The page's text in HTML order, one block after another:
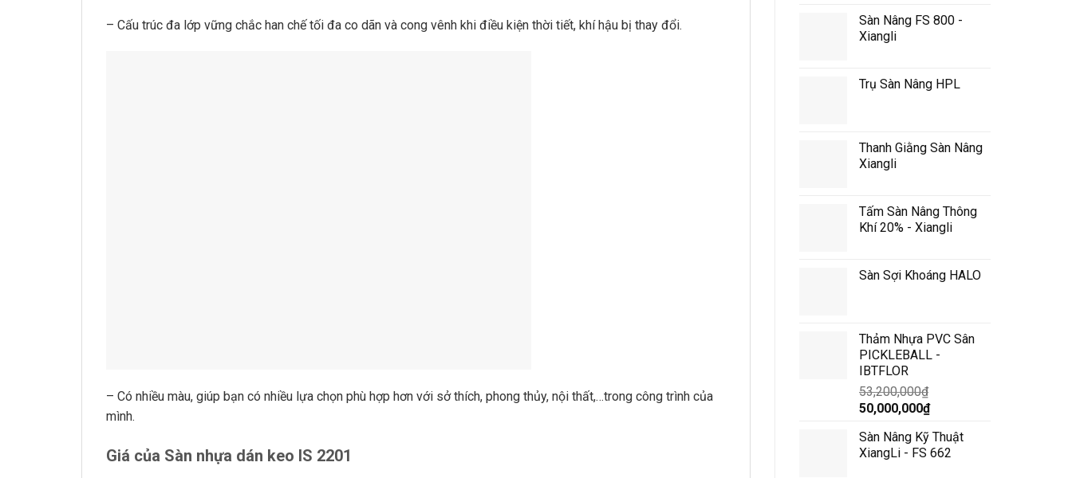
Sàn Nâng FS 800 -
Xiangli
Trụ Sàn Nâng HPL
Thanh Giằng Sàn Nâng
Xiangli
Tấm Sàn Nâng Thông
Khí 20% - Xiangli
Sàn Sợi Khoáng HALO
Thảm Nhựa PVC Sân
PICKLEBALL -
IBTFLOR
53,200,000₫
Giá
là:
53,200,000₫.
50,000,000₫Giá
tại
là:
Sàn Nâng Kỹ Thuật
XiangLi - FS 662
– Cấu trúc đa lớp vững chắc han chế tối đa co dãn và cong vênh khi điều kiện thời tiết, khí hậu bị thay đổi.
– Có nhiều màu, giúp bạn có nhiều lựa chọn phù hợp hơn với sở thích, phong thủy, nội thất,…trong công trình của
mình.
Giá của Sàn nhựa dán keo IS 2201